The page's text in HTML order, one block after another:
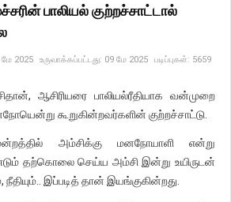
பாலியல் குற்றச்சாட்டால்
மே 2025 உருவாக்கப்பட்டது: 09 மே 2025 படிப்புகள்: 5659
ஆசிரியரை பாலியல்ரீதியாக வன்முறை
கூறுகின்றவர்களின் குற்றச்சாட்டு.
அம்சிக்கு மனநோயாளி என்று
தற்கொலை செய்ய அம்சி இன்று உயிருடன்
இப்படித் தான் இயங்குகின்றது.